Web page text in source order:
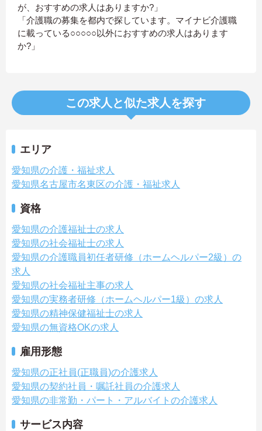
が、おすすめの求人はありますか?」
「介護職の募集を都内で探しています。マイナビ介護職
に載っている○○○○○以外におすすめの求人はあります
か?」
この求人と似た求人を探す
エリア
愛知県の介護・福祉求人
愛知県名古屋市名東区の介護・福祉求人
資格
愛知県の介護福祉士の求人
愛知県の社会福祉士の求人
愛知県の介護職員初任者研修（ホームヘルパー2級）の
求人
愛知県の社会福祉主事の求人
愛知県の実務者研修（ホームヘルパー1級）の求人
愛知県の精神保健福祉士の求人
愛知県の無資格OKの求人
雇用形態
愛知県の正社員(正職員)の介護求人
愛知県の契約社員・嘱託社員の介護求人
愛知県の非常勤・パート・アルバイトの介護求人
サービス内容